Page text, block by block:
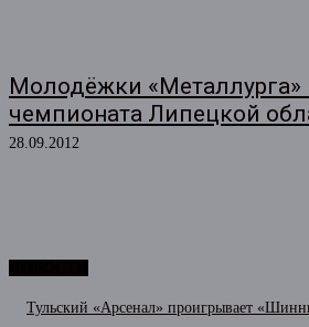
Молодёжки «Металлурга»
чемпионата Липецкой
28.09.2012
Тульский «Арсенал» проигрывает